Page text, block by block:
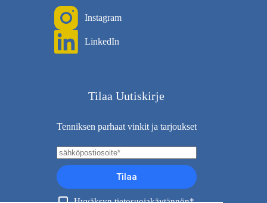
Instagram
LinkedIn
Tilaa Uutiskirje
Tenniksen parhaat vinkit ja tarjoukset
Tilaa